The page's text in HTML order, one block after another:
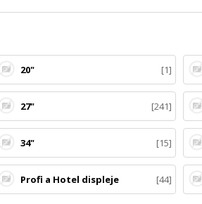
20" 1
27" 241
34" 15
Profi a Hotel displeje 44